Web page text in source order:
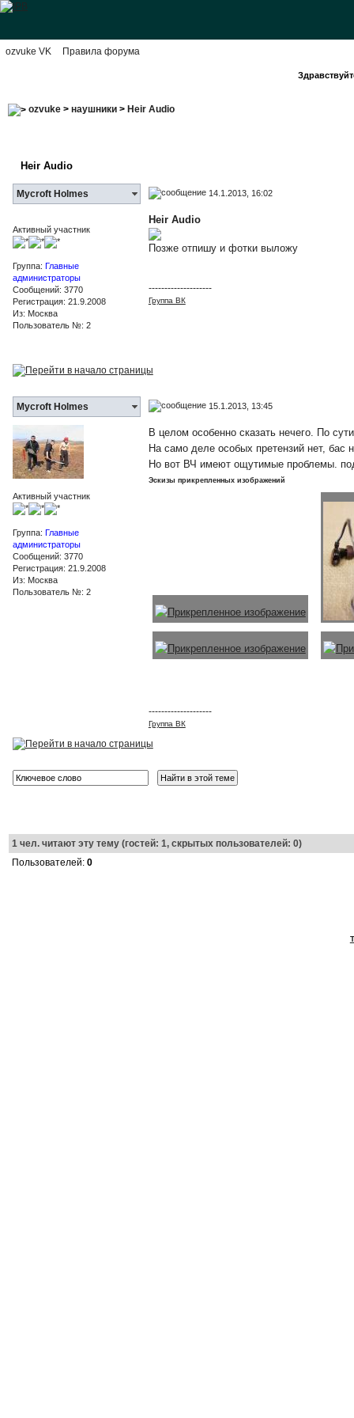
ozvuke VK Правила форума
ozvuke> наушники> Heir Audio
Heir Audio
Mycroft Holmes 14.1.2013, 16:02
Активный участник
Группа: Главные
администраторы
Сообщений: 3770
Регистрация: 21.9.2008
Из: Москва
Пользователь №: 2
Heir Audio
Позже отпишу и фотки выложу
--------------------
Группа ВК
Mycroft Holmes 15.1.2013, 13:45
Активный участник
Группа: Главные
администраторы
Сообщений: 3770
Регистрация: 21.9.2008
Из: Москва
Пользователь №: 2
В целом особенно сказать нечего. По
На само деле особых претензий нет, бас
Но вот ВЧ имеют ощутимые проблемы.
Эскизы прикрепленных изображений
--------------------
Группа ВК
1чел. читают эту тему (гостей: 1, скрытых пользователей: 0)
Пользователей: 0